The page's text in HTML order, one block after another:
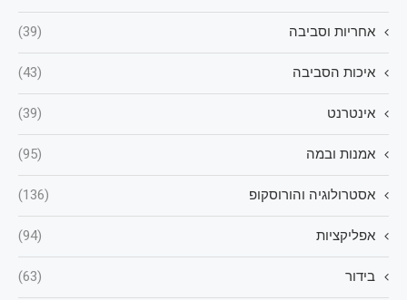
אחריות וסביבה (39)
איכות הסביבה (43)
אינטרנט (39)
אמנות ובמה (95)
אסטרולוגיה והורוסקופ (136)
אפליקציות (94)
בידור (63)